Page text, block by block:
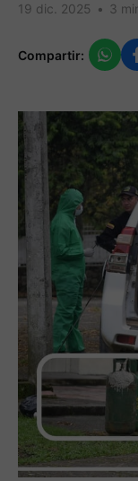
19 dic. 2025 • 3
Compartir: